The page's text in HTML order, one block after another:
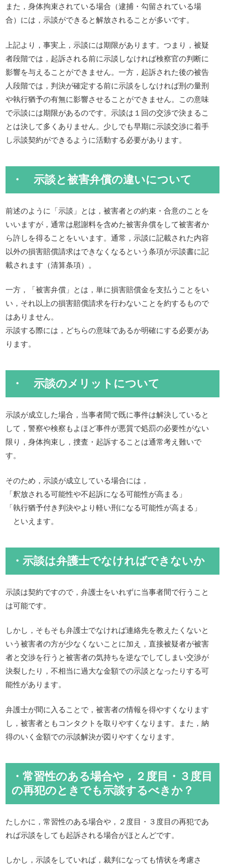
また，身体拘束されている場合（逮捕・勾留されている場
合）には，示談ができると解放されることが多いです。
上記より，事実上，示談には期限があります。つまり，被疑
者段階では，起訴される前に示談しなければ検察官の判断に
影響を与えることができません。一方，起訴された後の被告
人段階では，判決が確定する前に示談をしなければ刑の量刑
や執行猶予の有無に影響させることができません。この意味
で示談には期限があるのです。示談は１回の交渉で決まるこ
とは決して多くありません。少しでも早期に示談交渉に着手
し示談契約ができるように活動する必要があります。
・ 示談と被害弁償の違いについて
前述のように「示談」とは，被害者との約束・合意のことを
いいますが，通常は慰謝料を含めた被害弁償をして被害者か
ら許しを得ることをいいます。通常，示談に記載された内容
以外の損害賠償請求はできなくなるという条項が示談書に記
載されます（清算条項）。
一方，「被害弁償」とは，単に損害賠償金を支払うことをい
い，それ以上の損害賠償請求を行わないことを約するもので
はありません。
示談する際には，どちらの意味であるか明確にする必要があ
ります。
・ 示談のメリットについて
示談が成立した場合，当事者間で既に事件は解決していると
して，警察や検察もよほど事件が悪質で処罰の必要性がない
限り，身体拘束し，捜査・起訴することは通常考え難いで
す。
そのため，示談が成立している場合には，
「釈放される可能性や不起訴になる可能性が高まる」
「執行猶予付き判決やより軽い刑になる可能性が高まる」
といえます。
・示談は弁護士でなければできないか
示談は契約ですので，弁護士をいれずに当事者間で行うこと
は可能です。
しかし，そもそも弁護士でなければ連絡先を教えたくないと
いう被害者の方が少なくないことに加え，直接被疑者が被害
者と交渉を行うと被害者の気持ちを逆なでしてしまい交渉が
決裂したり，不相当に過大な金額での示談となったりする可
能性があります。
弁護士が間に入ることで，被害者の情報を得やすくなります
し，被害者ともコンタクトを取りやすくなります。また，納
得のいく金額での示談解決が図りやすくなります。
・常習性のある場合や，２度目・３度目
の再犯のときでも示談するべきか？
たしかに，常習性のある場合や，２度目・３度目の再犯であ
れば示談をしても起訴される場合がほとんどです。
しかし，示談をしていれば，裁判になっても情状を考慮さ